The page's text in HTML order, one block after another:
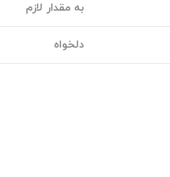
به مقدار لازم
دلخواه